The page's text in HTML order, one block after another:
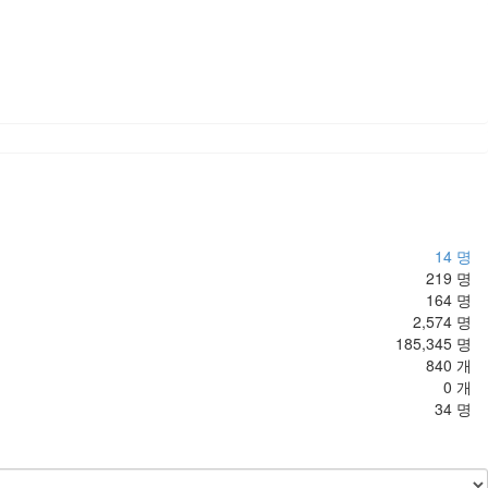
14 명
219 명
164 명
2,574 명
185,345 명
840 개
0 개
34 명